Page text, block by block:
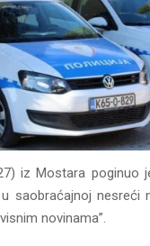
iz Mostara poginuo
saobraćajnoj nesreći
novinama”.